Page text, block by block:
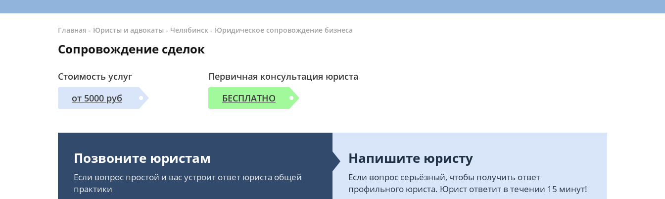
Главная - Юристы и адвокаты - Челябинск - Юридическое сопровождение бизнеса
Сопровождение сделок
Стоимость услуг
от 5000 руб
Первичная консультация юриста
БЕСПЛАТНО
Позвоните юристам
Если вопрос простой и вас устроит ответ юриста общей
практики
Напишите юристу
Если вопрос серьёзный, чтобы получить ответ
профильного юриста. Юрист ответит в течении 15 минут!